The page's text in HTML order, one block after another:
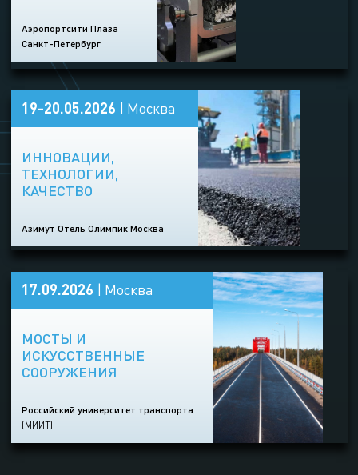
Аэропортсити Плаза
Санкт-Петербург
19-20.05.2026 | Москва
ИННОВАЦИИ,
ТЕХНОЛОГИИ,
КАЧЕСТВО
Азимут Отель Олимпик Москва
17.09.2026 | Москва
МОСТЫ И
ИСКУССТВЕННЫЕ
СООРУЖЕНИЯ
Российский университет транспорта
(МИИТ)